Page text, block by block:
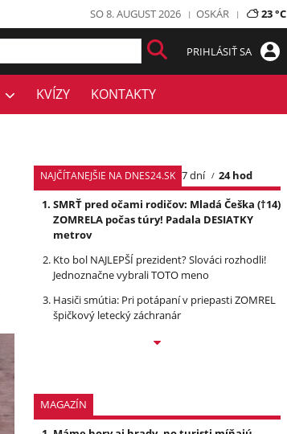
SO 8. AUGUST 2026 OSKÁR 23 °C
PRIHLÁSIŤ SA
KVÍZY KONTAKTY
NAJČÍTANEJŠIE NA DNES24.SK 7 dní
24 hod
SMRŤ pred očami rodičov: Mladá Češka (†14)
ZOMRELA počas túry! Padala DESIATKY
metrov
Kto bol NAJLEPŠÍ prezident? Slováci rozhodli!
Jednoznačne vybrali TOTO meno
Hasiči smútia: Pri potápaní v priepasti ZOMREL
špičkový letecký záchranár
MAGAZÍN